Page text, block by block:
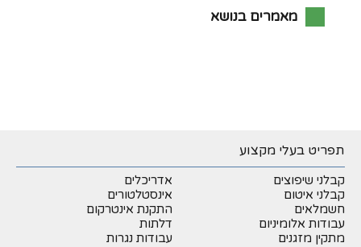
מאמרים בנושא
תפריט בעלי מקצוע
קבלני שיפוצים
אדריכלים
קבלני איטום
אינסטלטורים
חשמלאים
התקנת אינטרקום
עבודות אלומיניום
דלתות
מתקין מזגנים
עבודות נגרות